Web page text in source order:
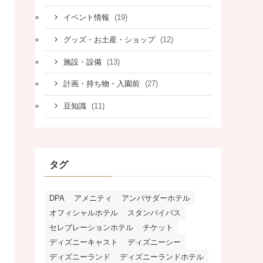
イベント情報 (19)
グッズ・お土産・ショップ (12)
施設・設備 (13)
計画・持ち物・入園前 (27)
豆知識 (11)
タグ
DPA アメニティ
アンバサダーホテル
オフィシャルホテル
スタンバイパス
セレブレーションホテル
チケット
ディズニーキャスト
ディズニーシー
ディズニーランド
ディズニーランドホテル